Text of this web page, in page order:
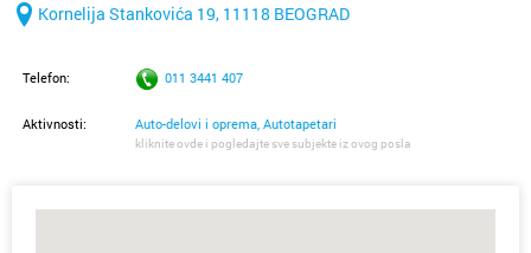
Kornelija Stankovića 19, 11118 BEOGRAD
Telefon: 011 3441 407
Aktivnosti: Auto-delovi i oprema, Autotapetari
kliknite ovde i pogledajte sve subjekte iz ovog posla